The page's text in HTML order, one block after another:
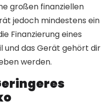
großen finanziellen
jedoch mindestens ein
Finanzierung eines
und das Gerät gehört dir
werden.